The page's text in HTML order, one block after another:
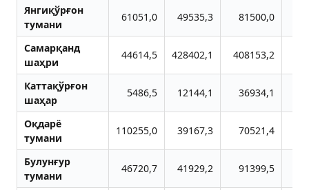
Янгиқўрғон
тумани
61051,0 49535,3 81500,0
Самарқанд
шаҳри
44614,5 428402,1 408153,2
Каттақўрғон
шаҳар
5486,5 12144,1 36934,1
Оқдарё
тумани
110255,0 39167,3 70521,4
Булунғур
тумани
46720,7 41929,2 91399,5